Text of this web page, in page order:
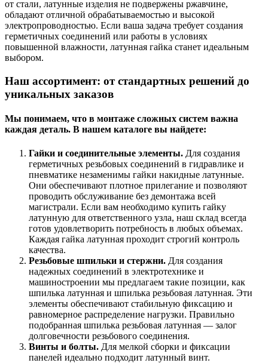
от стали, латунные изделия не подвержены ржавчине,
обладают отличной обрабатываемостью и высокой
электропроводностью. Если ваша задача требует создания
герметичных соединений или работы в условиях
повышенной влажности, латунная гайка станет идеальным
выбором.
Наш ассортимент: от стандартных решений до
уникальных заказов
Мы понимаем, что в монтаже сложных систем важна
каждая деталь. В нашем каталоге вы найдете:
Гайки и соединительные элементы. Для создания
герметичных резьбовых соединений в гидравлике и
пневматике незаменимы гайки накидные латунные.
Они обеспечивают плотное прилегание и позволяют
проводить обслуживание без демонтажа всей
магистрали. Если вам необходимо купить гайку
латунную для ответственного узла, наш склад всегда
готов удовлетворить потребность в любых объемах.
Каждая гайка латунная проходит строгий контроль
качества.
Резьбовые шпильки и стержни. Для создания
надежных соединений в электротехнике и
машиностроении мы предлагаем такие позиции, как
шпилька латунная и шпилька резьбовая латунная. Эти
элементы обеспечивают стабильную фиксацию и
равномерное распределение нагрузки. Правильно
подобранная шпилька резьбовая латунная — залог
долговечности резьбового соединения.
Винты и болты. Для мелкой сборки и фиксации
панелей идеально подходит латунный винт.